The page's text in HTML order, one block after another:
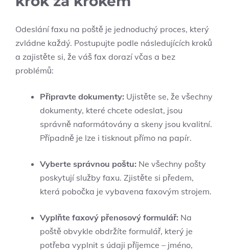
Odeslání faxu na poště je jednoduchý proces, který
zvládne každý. Postupujte podle následujících kroků
a zajistěte si, že váš fax dorazí včas a bez
problémů:
Připravte dokumenty: Ujistěte se, že všechny
dokumenty, které chcete odeslat, jsou
správně naformátovány a skeny jsou kvalitní.
Případně je lze i tisknout přímo na papír.
Vyberte správnou poštu: Ne všechny pošty
poskytují služby faxu. Zjistěte si předem,
která pobočka je vybavena faxovým strojem.
Vyplňte faxový přenosový formulář: Na
poště obvykle obdržíte formulář, který je
potřeba vyplnit s údaji příjemce – jméno,